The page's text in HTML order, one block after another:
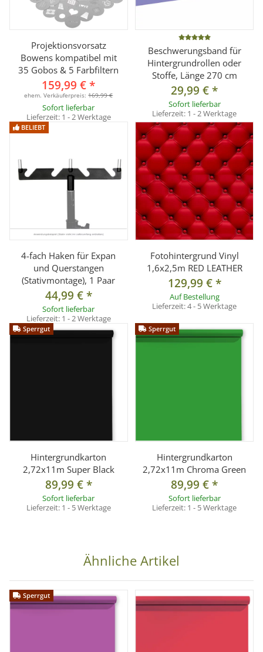
Projektionsvorsatz
Bowens kompatibel mit
35 Gobos & 5 Farbfiltern
159,99 €*
ehem. Verkäuferpreis:169,99 €
Sofort lieferbar
Lieferzeit: 1 - 2 Werktage
Beschwerungsband für
Hintergrundrollen oder
Stoffe, Länge 270 cm
29,99 €*
Sofort lieferbar
Lieferzeit: 1 - 2 Werktage
BELIEBT
4-fach Haken für Expan
und Querstangen
(Stativmontage), 1 Paar
44,99 €*
Sofort lieferbar
Lieferzeit: 1 - 2 Werktage
Fotohintergrund Vinyl
1,6x2,5m RED LEATHER
129,99 €*
Auf Bestellung
Lieferzeit:4 - 5 Werktage
Sperrgut
Hintergrundkarton
2,72x11m Super Black
89,99 €*
Sofort lieferbar
Lieferzeit: 1 - 5 Werktage
Sperrgut
Hintergrundkarton
2,72x11m Chroma Green
89,99 €*
Sofort lieferbar
Lieferzeit: 1 - 5 Werktage
Ähnliche Artikel
Sperrgut